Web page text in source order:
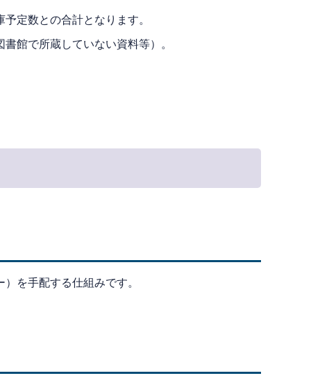
定数との合計となります。
館で所蔵していない資料等）。
を手配する仕組みです。